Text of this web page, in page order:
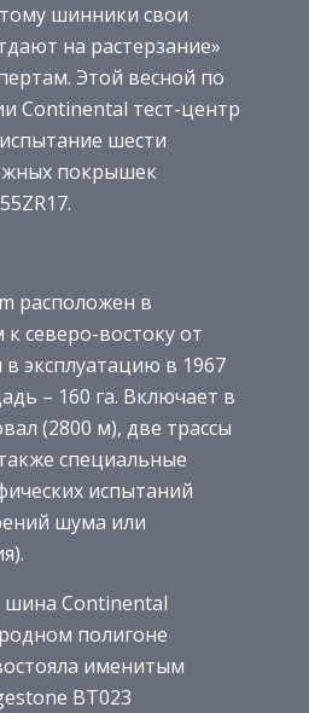
шинники свои
на растерзание»
Этой весной по
Continental тест-центр
шести
покрышек
расположен в
северо-востоку от
эксплуатацию в 1967
– 160 га. Включает в
(2800 м), две трассы
специальные
испытаний
шума или
шина Continental
полигоне
именитым
BT023